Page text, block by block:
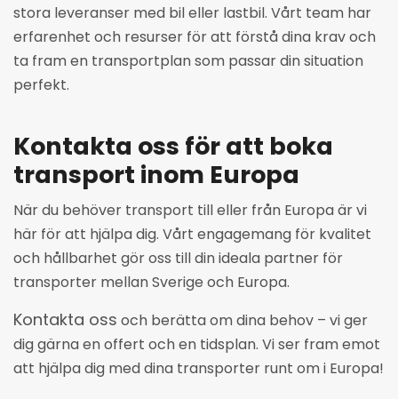
stora leveranser med bil eller lastbil. Vårt team har
erfarenhet och resurser för att förstå dina krav och
ta fram en transportplan som passar din situation
perfekt.
Kontakta oss för att boka
transport inom Europa
När du behöver transport till eller från Europa är vi
här för att hjälpa dig. Vårt engagemang för kvalitet
och hållbarhet gör oss till din ideala partner för
transporter mellan Sverige och Europa.
Kontakta oss och berätta om dina behov – vi ger
dig gärna en offert och en tidsplan. Vi ser fram emot
att hjälpa dig med dina transporter runt om i Europa!